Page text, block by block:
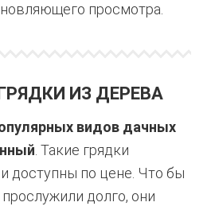
просмотра.
ИЗ ДЕРЕВА
видов дачных
. Такие грядки
доступны по цене. Что бы
долго, они